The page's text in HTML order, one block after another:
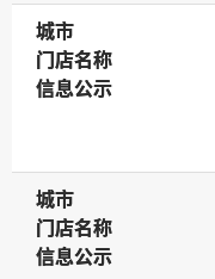
城市
城市
门店名称
门店名称
信息公示
信息公示
城市
城市
门店名称
门店名称
信息公示
信息公示